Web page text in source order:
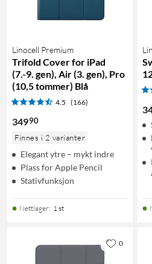
Linocell Premium
Trifold Cover for iPad
(7.-9. gen), Air (3. gen), Pro
(10,5 tommer) Blå
4.5 (166)
34990
Finnes i 2 varianter
Elegant ytre – mykt indre
Plass for Apple Pencil
Stativfunksjon
Nettlager: 1 st
0